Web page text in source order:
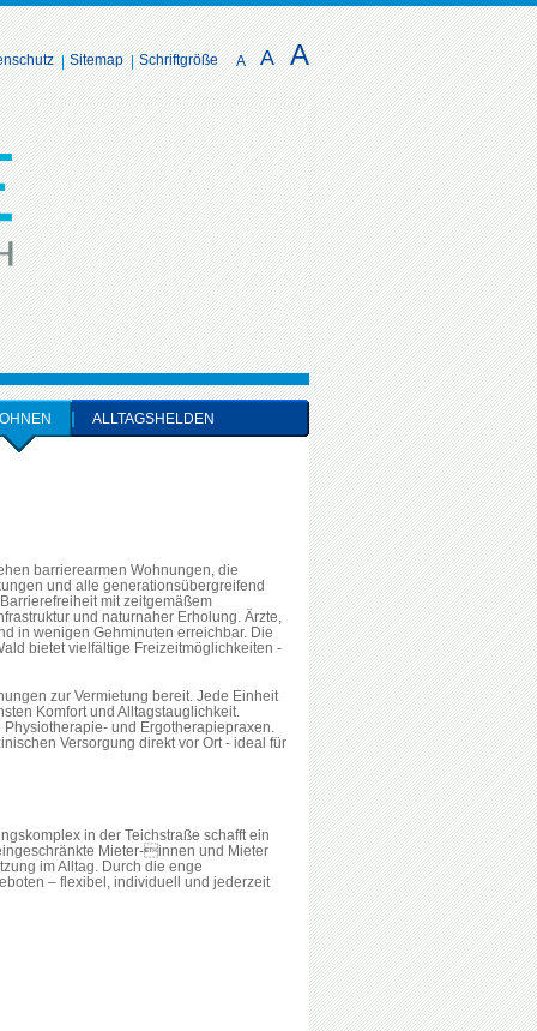
A A A
Sitemap Schriftgröße
ALLTAGSHELDEN
barrierearmen Wohnungen, die
und alle generationsübergreifend
mit zeitgemäßem
und naturnaher Erholung. Ärzte,
in wenigen Gehminuten erreichbar. Die
bietet vielfältige Freizeitmöglichkeiten -
zur Vermie­tung bereit. Jede Einheit
Komfort und Alltagstauglichkeit.
und Ergotherapiepraxen.
Versorgung direkt vor Ort - ideal für
in der Teichstraße schafft ein
Mieter-innen und Mieter
im Alltag. Durch die enge
– flexibel, individuell und jederzeit